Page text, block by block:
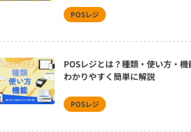
POSレジ
POSレジとは？種類・使い方・機
わかりやすく簡単に解説
POSレジ